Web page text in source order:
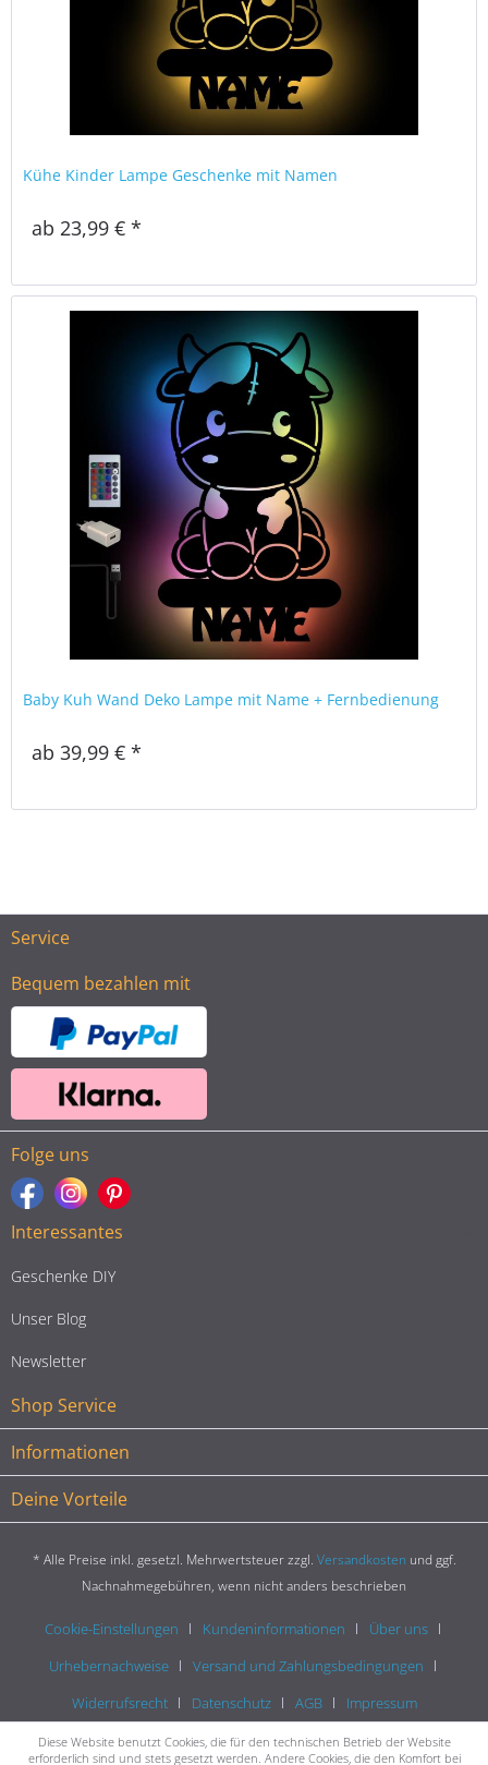
Kühe Kinder Lampe Geschenke mit Namen
ab 23,99 € *
Baby Kuh Wand Deko Lampe mit Name + Fernbedienung
ab 39,99 € *
Service
Bequem bezahlen mit
Folge uns
Interessantes
Geschenke DIY
Unser Blog
Newsletter
Shop Service
Informationen
Deine Vorteile
* Alle Preise inkl. gesetzl. Mehrwertsteuer zzgl. Versandkosten und ggf.
Nachnahmegebühren, wenn nicht anders beschrieben
Cookie-Einstellungen Kundeninformationen
Über uns
Urhebernachweise
Versand und Zahlungsbedingungen
Widerrufsrecht
Datenschutz AGB Impressum
Diese Website benutzt Cookies, die für den technischen Betrieb der Website
erforderlich sind und stets gesetzt werden. Andere Cookies, die den Komfort bei